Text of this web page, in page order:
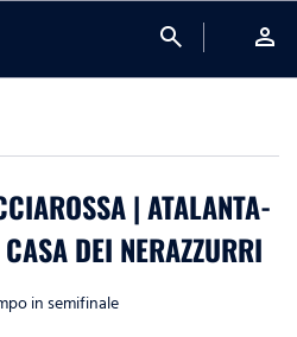
search person
| ATALANTA-
DEI NERAZZURRI
in semifinale